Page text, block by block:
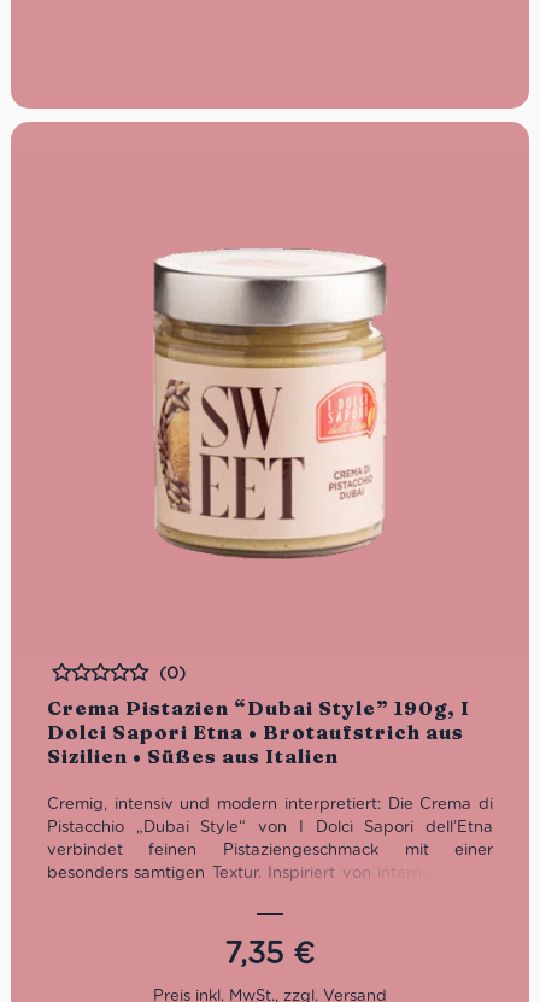
Crema Pistazien “Dubai Style” 190g, I
Dolci Sapori Etna • Brotaufstrich aus
Sizilien • Süßes aus Italien
Bewertet
(0)
Cremig, intensiv und modern interpretiert: Die Crema di
Pistacchio „Dubai Style“ von I Dolci Sapori dell’Etna
verbindet feinen Pistaziengeschmack mit einer
besonders samtigen Textur. Inspiriert von internationalen
als Brotaufstrich, für Desserts, Gebäck oder als luxuriöse
Zutat für süße Kreationen mit Charakter.
7,35 €